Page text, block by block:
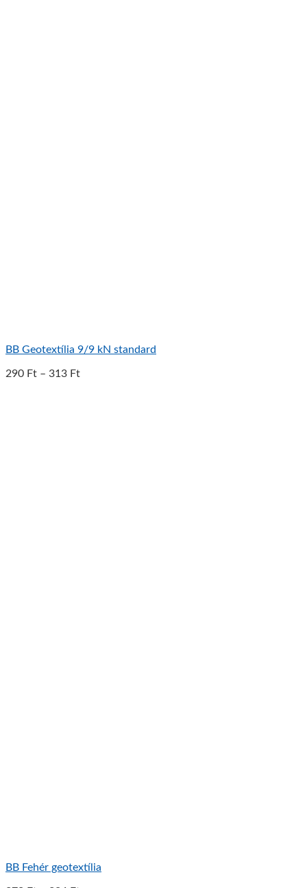
BB Geotextília 9/9 kN standard
290 Ft – 313 Ft
BB Fehér geotextília